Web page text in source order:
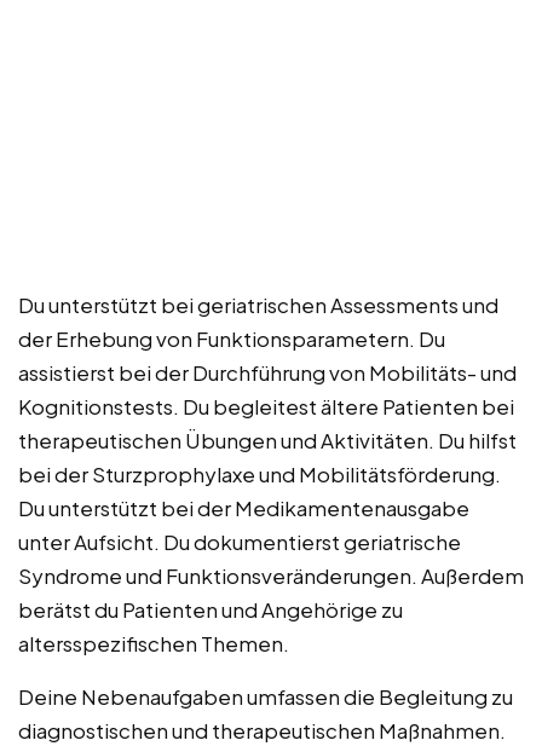
Du unterstützt bei geriatrischen Assessments und
der Erhebung von Funktionsparametern. Du
assistierst bei der Durchführung von Mobilitäts- und
Kognitionstests. Du begleitest ältere Patienten bei
therapeutischen Übungen und Aktivitäten. Du hilfst
bei der Sturzprophylaxe und Mobilitätsförderung.
Du unterstützt bei der Medikamentenausgabe
unter Aufsicht. Du dokumentierst geriatrische
Syndrome und Funktionsveränderungen. Außerdem
berätst du Patienten und Angehörige zu
altersspezifischen Themen.
Deine Nebenaufgaben umfassen die Begleitung zu
diagnostischen und therapeutischen Maßnahmen.